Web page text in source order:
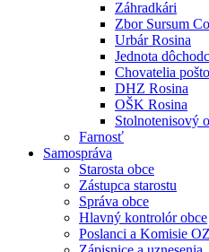
Záhradkári
Zbor Sursum
Urbár Rosina
Jednota
Chovatelia
DHZ Rosina
OŠK Rosina
Stolnotenisový
Farnosť
Samospráva
Starosta obce
Zástupca starostu
Správa obce
Hlavný kontrolór obce
Poslanci a Komisie OZ